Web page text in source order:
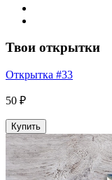
Твои открытки
Открытка #33
50 ₽
Купить